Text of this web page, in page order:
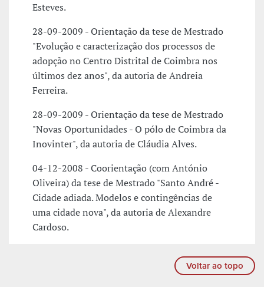
Esteves.
28-09-2009 - Orientação da tese de Mestrado
"Evolução e caracterização dos processos de
adopção no Centro Distrital de Coimbra nos
últimos dez anos", da autoria de Andreia
Ferreira.
28-09-2009 - Orientação da tese de Mestrado
"Novas Oportunidades - O pólo de Coimbra da
Inovinter", da autoria de Cláudia Alves.
04-12-2008 - Coorientação (com António
Oliveira) da tese de Mestrado "Santo André -
Cidade adiada. Modelos e contingências de
uma cidade nova", da autoria de Alexandre
Cardoso.
Voltar ao topo